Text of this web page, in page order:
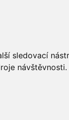
sledovací
návštěvnosti.